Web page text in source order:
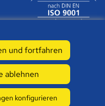
und fortfahren
ablehnen
konfigurieren